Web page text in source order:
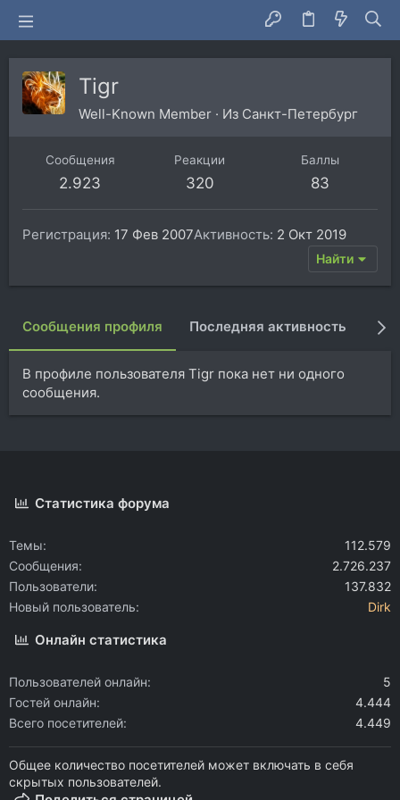
Tigr
Well-Known Member · Из Санкт-Петербург
Сообщения
2.923
Реакции
320
Баллы
83
Регистрация 17 Фев 2007Активность 2 Окт 2019
Найти
Сообщения профиля Последняя активность
В профиле пользователя Tigr пока нет ни одного
сообщения.
Статистика форума
Темы
112.579
Сообщения
2.726.237
Пользователи
137.832
Новый пользователь
Dirk
Онлайн статистика
Пользователей онлайн
5
Гостей онлайн
4.444
Всего посетителей
4.449
Общее количество посетителей может включать в себя
скрытых пользователей.